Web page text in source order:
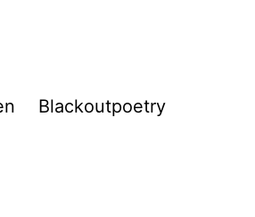
Blackoutpoetry